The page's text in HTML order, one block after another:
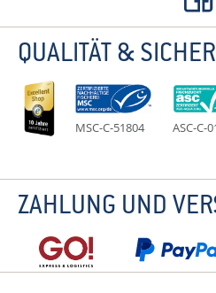
QUALITÄT &
MSC-C-51804 ASC-C-
ZAHLUNG UND